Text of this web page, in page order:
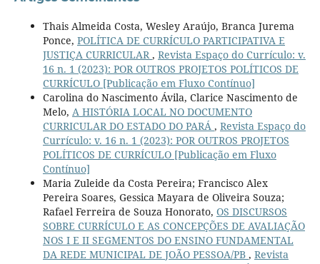
Thais Almeida Costa, Wesley Araújo, Branca Jurema
Ponce, POLÍTICA DE CURRÍCULO PARTICIPATIVA E
JUSTIÇA CURRICULAR , Revista Espaço do Currículo: v.
16 n. 1 (2023): POR OUTROS PROJETOS POLÍTICOS DE
CURRÍCULO [Publicação em Fluxo Contínuo]
Carolina do Nascimento Ávila, Clarice Nascimento de
Melo, A HISTÓRIA LOCAL NO DOCUMENTO
CURRICULAR DO ESTADO DO PARÁ , Revista Espaço do
Currículo: v. 16 n. 1 (2023): POR OUTROS PROJETOS
POLÍTICOS DE CURRÍCULO [Publicação em Fluxo
Contínuo]
Maria Zuleide da Costa Pereira; Francisco Alex
Pereira Soares, Gessica Mayara de Oliveira Souza;
Rafael Ferreira de Souza Honorato, OS DISCURSOS
SOBRE CURRÍCULO E AS CONCEPÇÕES DE AVALIAÇÃO
NOS I E II SEGMENTOS DO ENSINO FUNDAMENTAL
DA REDE MUNICIPAL DE JOÃO PESSOA/PB , Revista